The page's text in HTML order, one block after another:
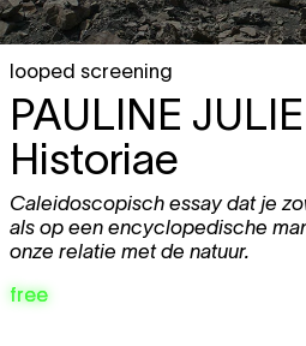
looped screening
PAULINE
Historiae
Caleidoscopisch essay dat je
als op een encyclopedische
onze relatie met de natuur.
free